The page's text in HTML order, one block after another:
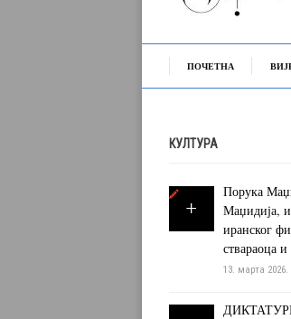
ПОЧЕТНА
КУЛТУРА
Порука
Маџидија,
иранског
ствараоца
13. марта 2026.